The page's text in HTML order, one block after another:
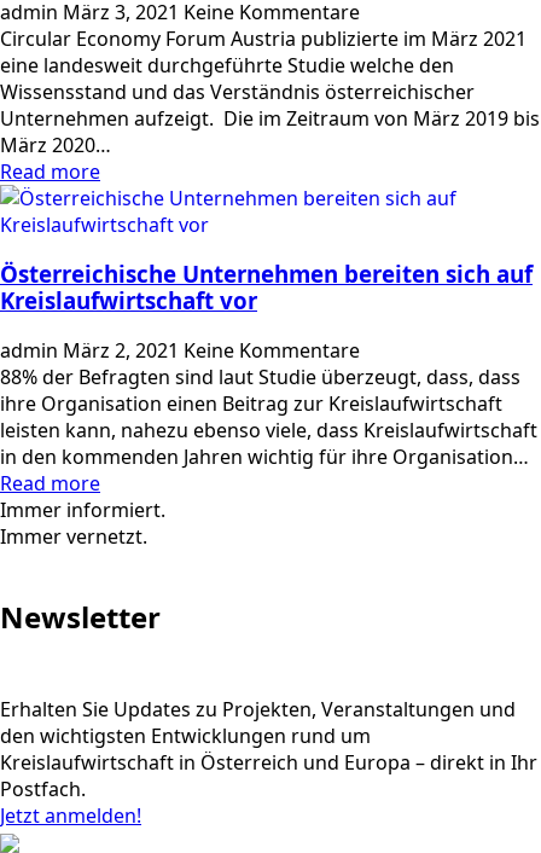
admin März 3, 2021 Keine Kommentare
Circular Economy Forum Austria publizierte im März 2021
eine landesweit durchgeführte Studie welche den
Wissensstand und das Verständnis österreichischer
Unternehmen aufzeigt. Die im Zeitraum von März 2019 bis
März 2020…
Read more
Österreichische Unternehmen bereiten sich auf
Kreislaufwirtschaft vor
admin März 2, 2021 Keine Kommentare
88% der Befragten sind laut Studie überzeugt, dass, dass
ihre Organisation einen Beitrag zur Kreislaufwirtschaft
leisten kann, nahezu ebenso viele, dass Kreislaufwirtschaft
in den kommenden Jahren wichtig für ihre Organisation…
Read more
Immer informiert.
Immer vernetzt.
Newsletter
Erhalten Sie Updates zu Projekten, Veranstaltungen und
den wichtigsten Entwicklungen rund um
Kreislaufwirtschaft in Österreich und Europa – direkt in Ihr
Postfach.
Jetzt anmelden!